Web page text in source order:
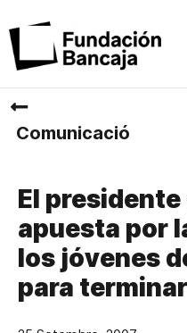
Comunicació
El presidente
apuesta por
los jóvenes
para